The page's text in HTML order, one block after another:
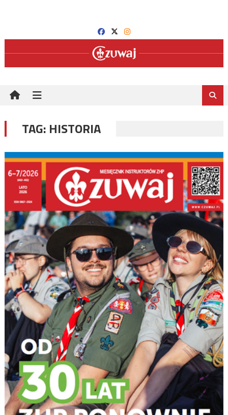
TAG: HISTORIA